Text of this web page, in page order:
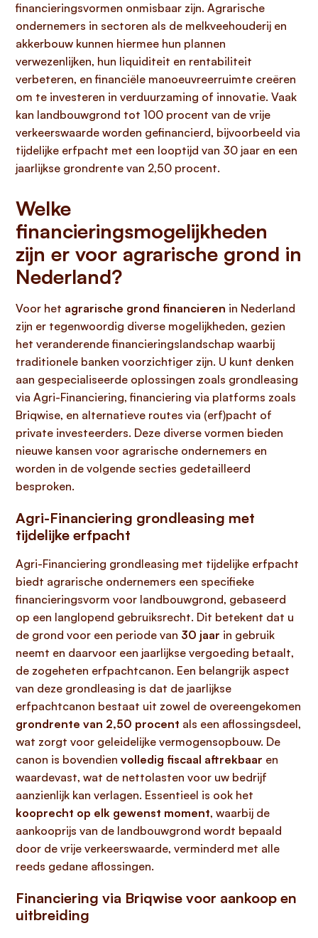
financieringsvormen onmisbaar zijn. Agrarische
ondernemers in sectoren als de melkveehouderij en
akkerbouw kunnen hiermee hun plannen
verwezenlijken, hun liquiditeit en rentabiliteit
verbeteren, en financiële manoeuvreerruimte creëren
om te investeren in verduurzaming of innovatie. Vaak
kan landbouwgrond tot 100 procent van de vrije
verkeerswaarde worden gefinancierd, bijvoorbeeld via
tijdelijke erfpacht met een looptijd van 30 jaar en een
jaarlijkse grondrente van 2,50 procent.
Welke
financieringsmogelijkheden
zijn er voor agrarische grond in
Nederland?
Voor het agrarische grond financieren in Nederland
zijn er tegenwoordig diverse mogelijkheden, gezien
het veranderende financieringslandschap waarbij
traditionele banken voorzichtiger zijn. U kunt denken
aan gespecialiseerde oplossingen zoals grondleasing
via Agri-Financiering, financiering via platforms zoals
Briqwise, en alternatieve routes via (erf)pacht of
private investeerders. Deze diverse vormen bieden
nieuwe kansen voor agrarische ondernemers en
worden in de volgende secties gedetailleerd
besproken.
Agri-Financiering grondleasing met
tijdelijke erfpacht
Agri-Financiering grondleasing met tijdelijke erfpacht
biedt agrarische ondernemers een specifieke
financieringsvorm voor landbouwgrond, gebaseerd
op een langlopend gebruiksrecht. Dit betekent dat u
de grond voor een periode van 30 jaar in gebruik
neemt en daarvoor een jaarlijkse vergoeding betaalt,
de zogeheten erfpachtcanon. Een belangrijk aspect
van deze grondleasing is dat de jaarlijkse
erfpachtcanon bestaat uit zowel de overeengekomen
grondrente van 2,50 procent als een aflossingsdeel,
wat zorgt voor geleidelijke vermogensopbouw. De
canon is bovendien volledig fiscaal aftrekbaar en
waardevast, wat de nettolasten voor uw bedrijf
aanzienlijk kan verlagen. Essentieel is ook het
kooprecht op elk gewenst moment, waarbij de
aankooprijs van de landbouwgrond wordt bepaald
door de vrije verkeerswaarde, verminderd met alle
reeds gedane aflossingen.
Financiering via Briqwise voor aankoop en
uitbreiding